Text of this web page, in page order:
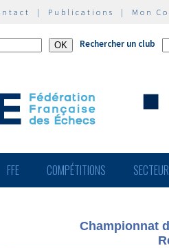
| Publications | Mon
Rechercher un club
FFE COMPÉTITIONS
Championnat